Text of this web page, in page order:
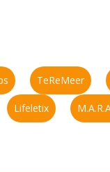
TeReMeer
Lifeletix